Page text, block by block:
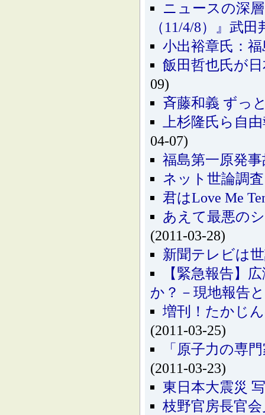
ニュースの深
（11/4/8）』武
小出裕章氏：
飯田哲也氏が
09)
斉藤和義 ずっ
上杉隆氏ら自
04-07)
福島第一原発事
ネット世論調
君はLove Me
あえて最悪の
(2011-03-28)
新聞テレビは
【緊急報告】
か？－現地報告
増刊！たかじ
(2011-03-25)
「原子力の専
(2011-03-23)
東日本大震災
枝野官房長官